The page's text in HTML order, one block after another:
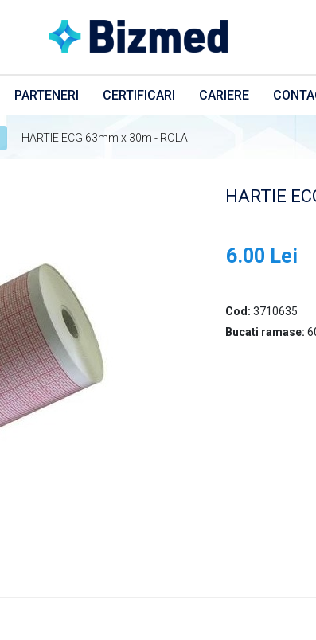
PARTENERI CERTIFICARI CARIERE
HARTIE ECG 63mm x 30m - ROLA
HARTIE
6.00 Lei
Cod: 3710635
Bucati ramase: